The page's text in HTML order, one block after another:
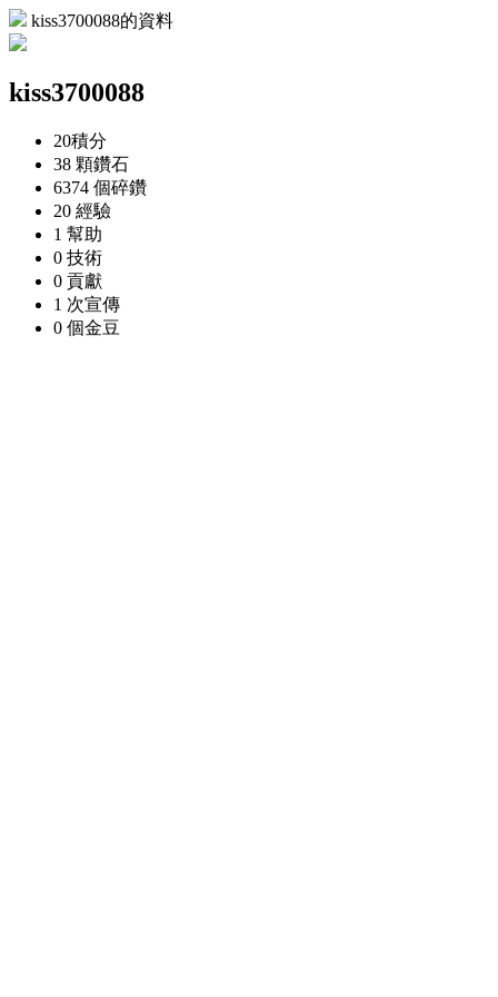
kiss3700088的資料
kiss3700088
20積分
38 顆鑽石
6374 個碎鑽
20 經驗
1 幫助
0 技術
0 貢獻
1 次宣傳
0 個金豆